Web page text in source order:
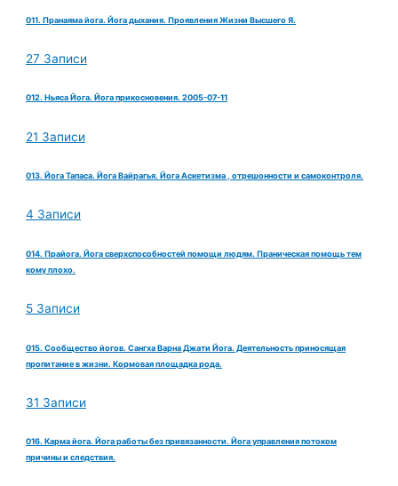
011. Пранаяма йога. Йога дыхания. Проявления Жизни Высшего Я.
27 Записи
012. Ньяса Йога. Йога прикосновения. 2005-07-11
21 Записи
013. Йога Тапаса. Йога Вайрагья. Йога Аскетизма , отрешонности и самоконтроля.
4 Записи
014. Прайога. Йога сверхспособностей помощи людям. Праническая помощь тем
кому плохо.
5 Записи
015. Сообщество йогов. Сангха Варна Джати Йога. Деятельность приносящая
пропитание в жизни. Кормовая площадка рода.
31 Записи
016. Карма йога. Йога работы без привязанности. Йога управления потоком
причины и следствия.